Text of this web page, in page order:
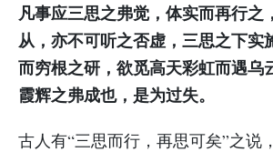
凡事应三思之弗觉，体实而再行之
从，亦不可听之否虚，三思之下实
而穷根之研，欲觅高天彩虹而遇乌
霞辉之弗成也，是为过失。
古人有“三思而行，再思可矣”之说